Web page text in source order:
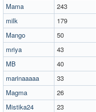
Mama
243
milk
179
Mango
50
mriya
43
MB
40
marinaaaaa
33
Magma
26
Mistika24
23